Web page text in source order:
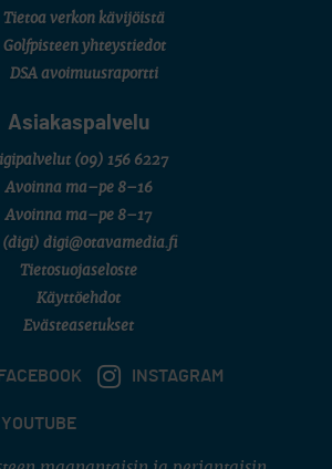
Tietoa verkon kävijöistä
Golfpisteen yhteystiedot
DSA avoimuusraportti
Asiakaspalvelu
(09) 156 6227
Avoinna ma–pe 8–16
Avoinna ma–pe 8–17
(digi) digi@otavamedia.fi
Tietosuojaseloste
Käyttöehdot
Evästeasetukset
FACEBOOK INSTAGRAM
YOUTUBE